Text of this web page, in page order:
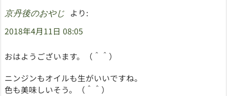
京丹後のおやじ
より:
2018年4月11日 08:05
おはようございます。（＾＾）
ニンジンもオイルも生がいいですね。
色も美味しいそう。（＾＾）